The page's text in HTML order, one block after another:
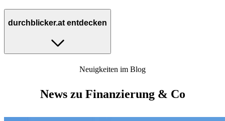
durchblicker.at entdecken
Neuigkeiten im Blog
News zu Finanzierung & Co